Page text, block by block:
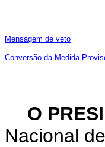
Mensagem de veto
Conversão da Medida
O
Nacional